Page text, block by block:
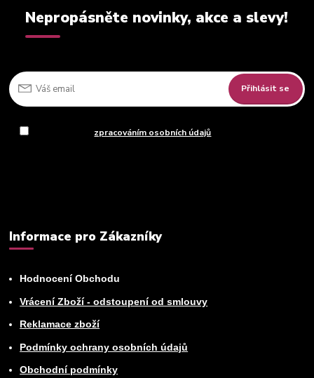
Nepropásněte novinky, akce a slevy!
Přihlásit se
zpracováním osobních údajů
Informace pro Zákazníky
Hodnocení Obchodu
Vrácení Zboží - odstoupení od smlouvy
Reklamace zboží
Podmínky ochrany osobních údajů
Obchodní podmínky